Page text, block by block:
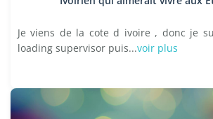
Je viens de la cote d ivoire , donc je
loading supervisor puis...voir plus